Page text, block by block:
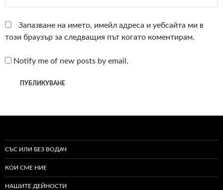
Запазване на името, имейл адреса и уебсайта ми в
този браузър за следващия път когато коментирам.
Notify me of new posts by email.
СЪС ИЛИ БЕЗ ВОДАЧ
КОИ СМЕ НИЕ
НАШИТЕ ДЕЙНОСТИ